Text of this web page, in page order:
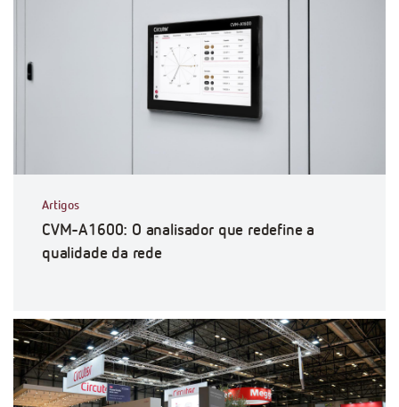
Artigos
CVM-A1600: O analisador que redefine a
qualidade da rede